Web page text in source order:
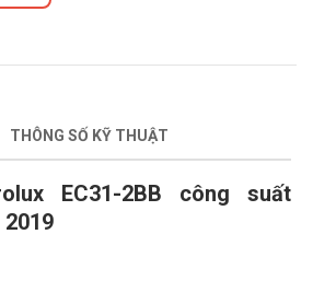
THÔNG SỐ KỸ THUẬT
EC31-2BB công suất